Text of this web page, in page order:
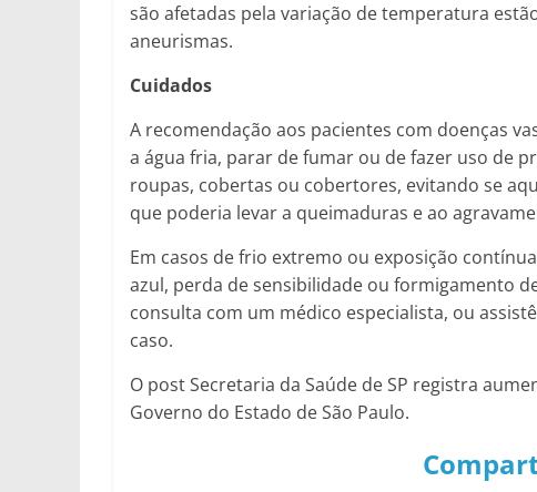
são afetadas pela variação de temperatura
aneurismas.
Cuidados
A recomendação aos pacientes com doenças
a água fria, parar de fumar ou de fazer uso de
roupas, cobertas ou cobertores, evitando se
que poderia levar a queimaduras e ao
Em casos de frio extremo ou exposição
azul, perda de sensibilidade ou formigamento
consulta com um médico especialista, ou
caso.
O post Secretaria da Saúde de SP registra
Governo do Estado de São Paulo.